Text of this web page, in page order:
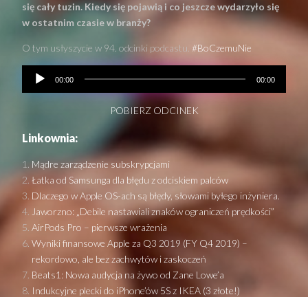
się cały tuzin. Kiedy się pojawią i co jeszcze wydarzyło się
w ostatnim czasie w branży?
O tym usłyszycie w 94. odcinki podcastu. #BoCzemuNie
00:00 00:00
POBIERZ ODCINEK
Linkownia:
Mądre zarządzenie subskrypcjami
Łatka od Samsunga dla błędu z odciskiem palców
Dlaczego w Apple OS-ach są błędy, słowami byłego inżyniera.
Jaworzno: „Debile nastawiali znaków ograniczeń prędkości”
AirPods Pro – pierwsze wrażenia
Wyniki finansowe Apple za Q3 2019 (FY Q4 2019) –
rekordowo, ale bez zachwytów i zaskoczeń
Beats1: Nowa audycja na żywo od Zane Lowe’a
Indukcyjne plecki do iPhone’ów 5S z IKEA (3 złote!)